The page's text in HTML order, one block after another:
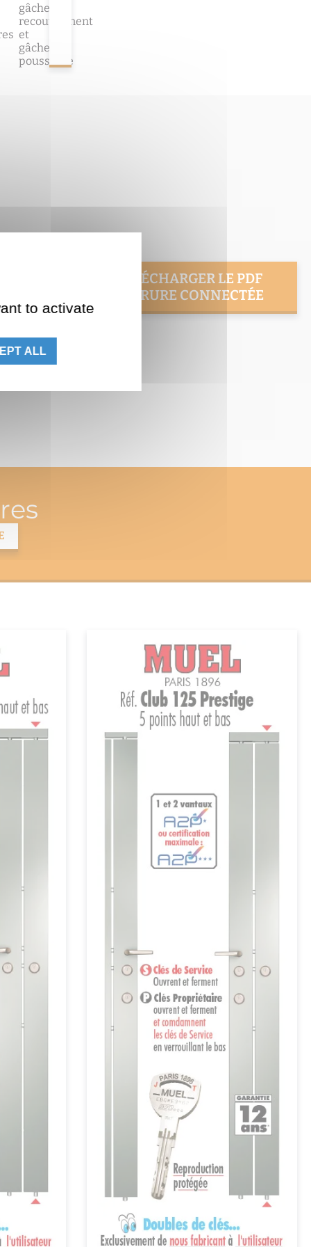
gâche
recouvrement
et
gâche
poussante
TÉLÉCHARGER LE PDF
SERRURE CONNECTÉE
to activate
ALL